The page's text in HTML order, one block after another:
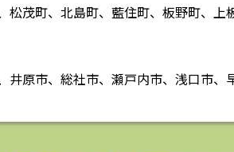
茂町、北島町、藍住町、板野町、上
原市、総社市、瀬戸内市、浅口市、